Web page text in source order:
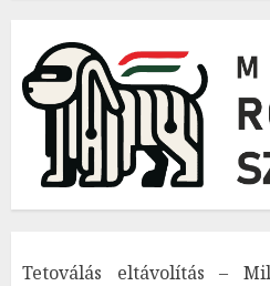
Tetoválás eltávolítás –